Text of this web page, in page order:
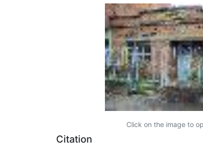
Click on the image to
Citation